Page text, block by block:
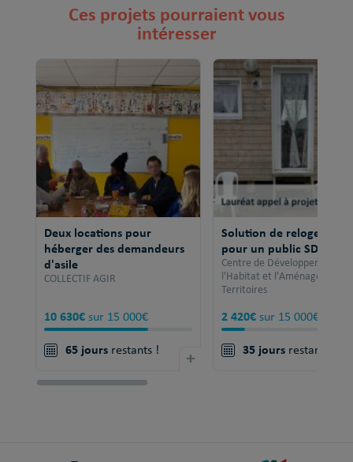
Ces projets pourraient vous
intéresser
Deux locations pour
héberger des demandeurs
d'asile
COLLECTIF AGIR
10 630€ sur 15 000€
65 jours restants ! +
Solution de relogement
pour un public SDF
Centre de Développement
l'Habitat et l'Aménagement
Territoires
2 420€ sur 15 000€
35 jours restants !